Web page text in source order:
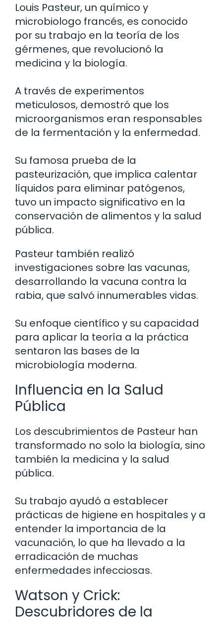
Louis Pasteur, un químico y
microbiologo francés, es conocido
por su trabajo en la teoría de los
gérmenes, que revolucionó la
medicina y la biología.
A través de experimentos
meticulosos, demostró que los
microorganismos eran responsables
de la fermentación y la enfermedad.
Su famosa prueba de la
pasteurización, que implica calentar
líquidos para eliminar patógenos,
tuvo un impacto significativo en la
conservación de alimentos y la salud
pública.
Pasteur también realizó
investigaciones sobre las vacunas,
desarrollando la vacuna contra la
rabia, que salvó innumerables vidas.
Su enfoque científico y su capacidad
para aplicar la teoría a la práctica
sentaron las bases de la
microbiología moderna.
Influencia en la Salud
Pública
Los descubrimientos de Pasteur han
transformado no solo la biología, sino
también la medicina y la salud
pública.
Su trabajo ayudó a establecer
prácticas de higiene en hospitales y a
entender la importancia de la
vacunación, lo que ha llevado a la
erradicación de muchas
enfermedades infecciosas.
Watson y Crick:
Descubridores de la